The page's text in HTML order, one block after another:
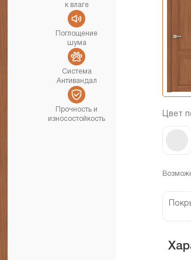
к влаге
Поглощение
шума
Система
Антивандал
Прочность и
износостойкость
Цвет